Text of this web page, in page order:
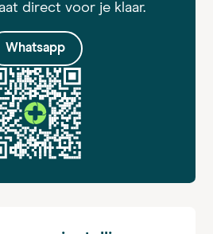
direct voor je klaar.
Whatsapp